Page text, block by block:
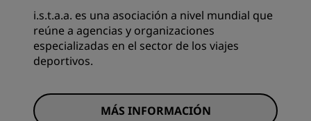
i.s.t.a.a. es una asociación a nivel mundial que
reúne a agencias y organizaciones
especializadas en el sector de los viajes
deportivos.
MÁS INFORMACIÓN